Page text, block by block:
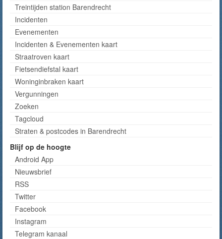
Treintijden station Barendrecht
Incidenten
Evenementen
Incidenten & Evenementen kaart
Straatroven kaart
Fietsendiefstal kaart
Woninginbraken kaart
Vergunningen
Zoeken
Tagcloud
Straten & postcodes in Barendrecht
Blijf op de hoogte
Android App
Nieuwsbrief
RSS
Twitter
Facebook
Instagram
Telegram kanaal